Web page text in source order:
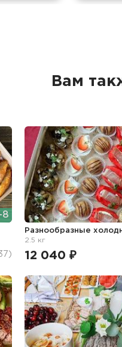
Вам
Разнообразные
2.5 кг
12 040 ₽